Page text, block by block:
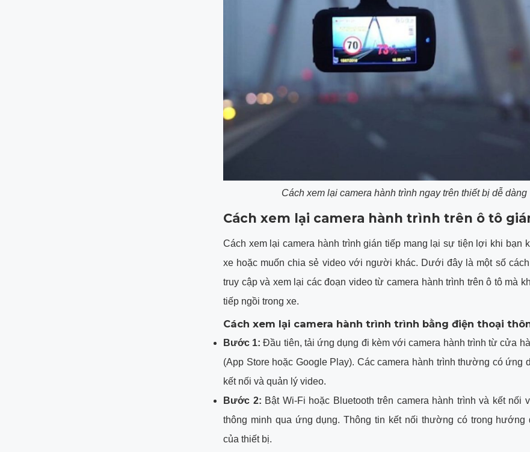
Cách xem lại camera hành trình ngay trên thiết bị dễ dàng
Cách xem lại camera hành trình trên ô tô
Cách xem lại camera hành trình gián tiếp mang lại sự tiện lợi khi bạn
xe hoặc muốn chia sẻ video với người khác. Dưới đây là một số
truy cập và xem lại các đoạn video từ camera hành trình trên ô tô mà
tiếp ngồi trong xe.
Cách xem lại camera hành trình trình bằng điện thoại
Bước 1: Đầu tiên, tải ứng dụng đi kèm với camera hành trình từ cửa
(App Store hoặc Google Play). Các camera hành trình thường có ứng
kết nối và quản lý video.
Bước 2: Bật Wi-Fi hoặc Bluetooth trên camera hành trình và kết nối
thông minh qua ứng dụng. Thông tin kết nối thường có trong hướng
của thiết bị.